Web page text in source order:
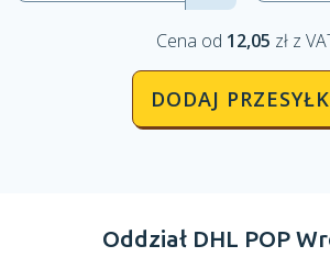
Cena od 12,05 zł z
DODAJ
Oddział DHL POP